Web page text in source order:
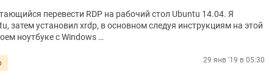
перевести RDP на рабочий стол Ubuntu 14.04. Я
затем установил xrdp, в основном следуя инструкциям на этой
ноутбуке с Windows …
29 янв '19 в 05:30